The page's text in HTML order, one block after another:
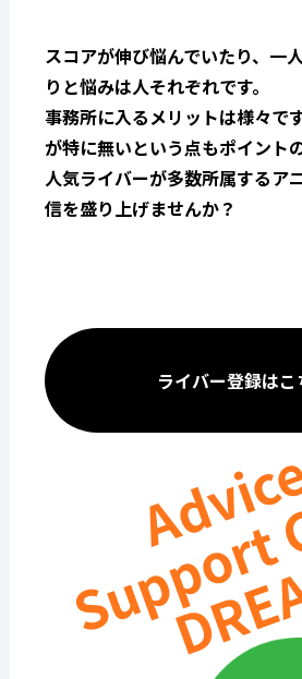
スコアが伸び悩んでいたり、一
りと悩みは人それぞれです。
事務所に入るメリットは様々で
が特に無いという点もポイント
人気ライバーが多数所属するア
信を盛り上げませんか？
ライバー登録はこ